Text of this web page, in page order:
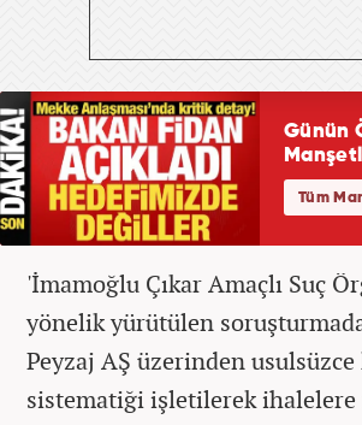
'İmamoğlu Çıkar Amaçlı Suç
yönelik yürütülen
Peyzaj AŞ üzerinden
sistematiği işletilerek ihalelere